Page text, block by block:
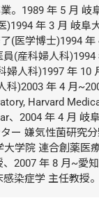
。1989 年 5 月 岐
)1994 年 3 月 岐阜
(医学博士)1994
(産科婦人科)1994
婦人科)1997 年 10
科)2003 年 4 月
Harvard
、2004 年 4 月 岐
ー 嫌気性菌研究
大学院 連合創薬医
2007 年 8 月~愛
染症学 主任教授